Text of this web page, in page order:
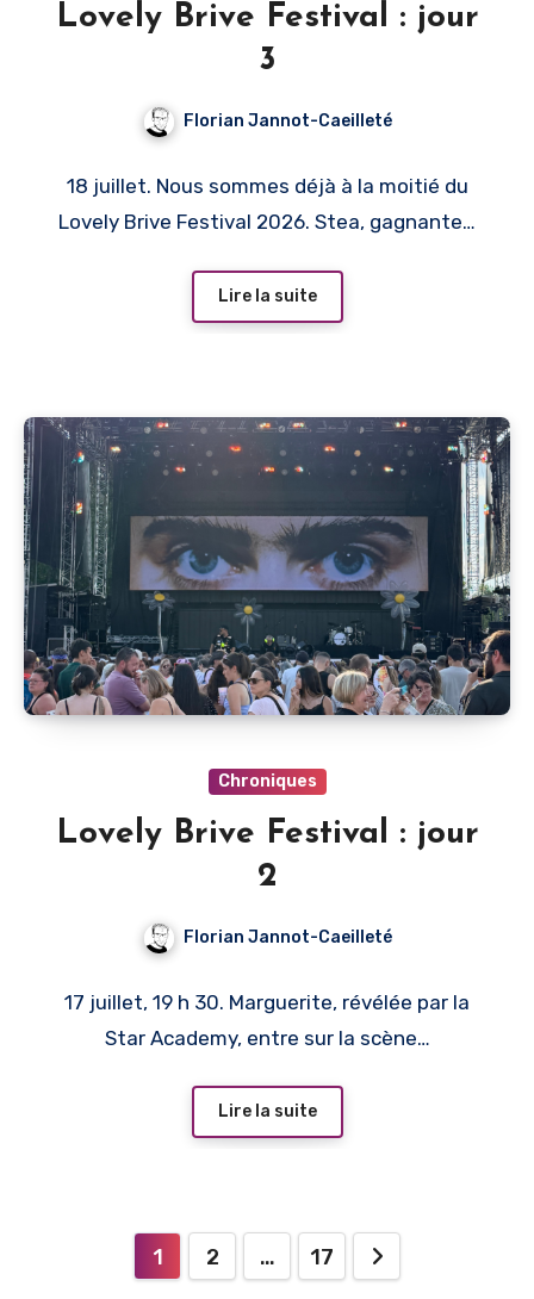
Lovely Brive Festival : jour
3
Florian Jannot-Caeilleté
18 juillet. Nous sommes déjà à la moitié du
Lovely Brive Festival 2026. Stea, gagnante…
Lire la suite
Chroniques
Lovely Brive Festival : jour
2
Florian Jannot-Caeilleté
17 juillet, 19 h 30. Marguerite, révélée par la
Star Academy, entre sur la scène…
Lire la suite
Pagination
1 2 … 17